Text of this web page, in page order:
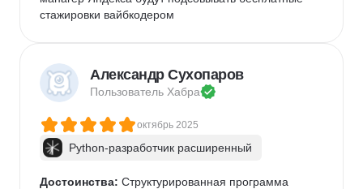
стажировки вайбкодером
Александр Сухопаров
Пользователь Хабра
октябрь 2025
Python-разработчик расширенный
Достоинства: Структурированная программа